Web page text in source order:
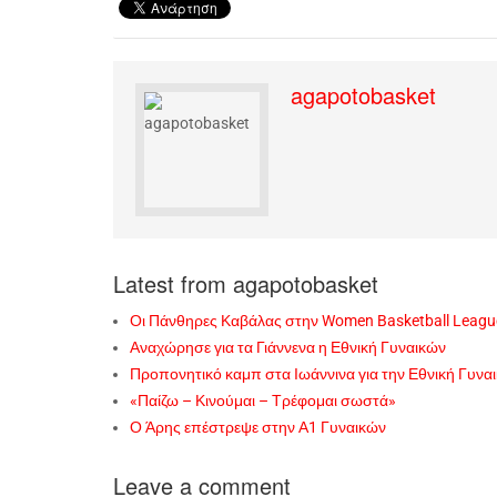
agapotobasket
Latest from agapotobasket
Οι Πάνθηρες Καβάλας στην Women Basketball
Αναχώρησε για τα Γιάννενα η Εθνική Γυναικών
Προπονητικό καμπ στα Ιωάννινα για την Εθνική
«Παίζω – Κινούμαι – Τρέφομαι σωστά»
Ο Άρης επέστρεψε στην Α1 Γυναικών
Leave a comment